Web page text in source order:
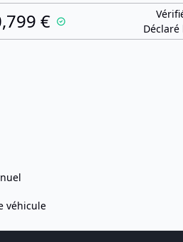
€
Déclaré
véhicule